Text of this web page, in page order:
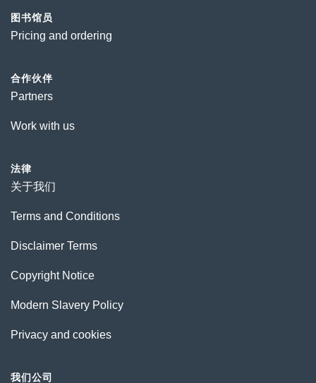
图书馆员
Pricing and ordering
合作伙伴
Partners
Work with us
法律
关于我们
Terms and Conditions
Disclaimer Terms
Copyright Notice
Modern Slavery Policy
Privacy and cookies
我们公司